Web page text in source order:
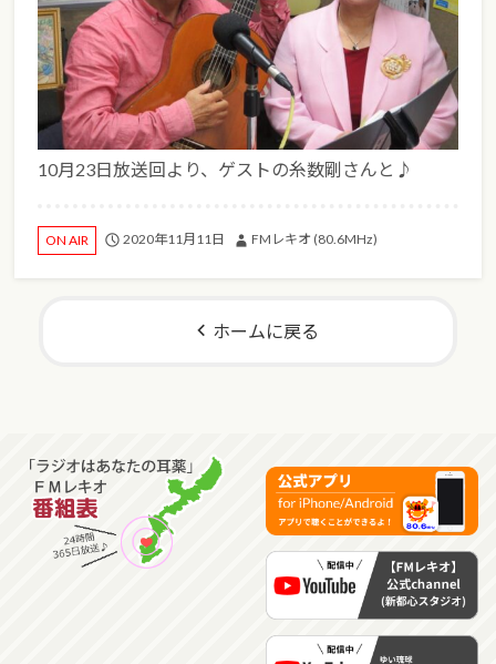
10月23日放送回より、ゲストの糸数剛さんと♪
ON AIR 2020年11月11日 FMレキオ (80.6MHz)
ホームに戻る